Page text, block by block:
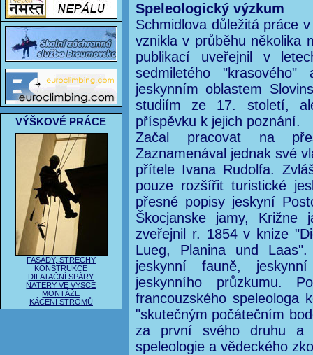
VÝŠKOVÉ PRÁCE
FASÁDY, STŘECHY
KONSTRUKCE
DILATAČNÍ SPÁRY
NÁTĚRY VE VÝŠCE
MONTÁŽE
KÁCENÍ STROMŮ
Speleologický výzkum
Schmidlova důležitá práce
vznikla v průběhu několika
publikací uveřejnil v
sedmiletého
jeskynním oblastem
studiím ze 17. století,
příspěvku k jejich poznání.
Začal pracovat na
Zaznamenával jednak své
přítele Ivana Rudolfa.
pouze rozšířit turistické
přesné popisy jeskyní
Škocjanske jamy, Križne
zveřejnil r. 1854 v knize
Lueg, Planina und
jeskynní fauně,
jeskynního průzkumu.
francouzského speleologa
"skutečným počátečním
za první svého druhu a
speleologie a vědeckého